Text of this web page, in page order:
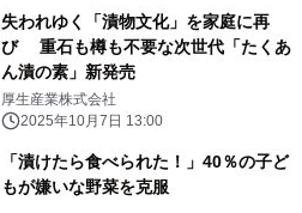
失われゆく「漬物文化」を家庭に再
び 重石も樽も不要な次世代「たくあ
ん漬の素」新発売
厚生産業株式会社
2025年10月7日 13:00
「漬けたら食べられた！」40％の子ど
もが嫌いな野菜を克服